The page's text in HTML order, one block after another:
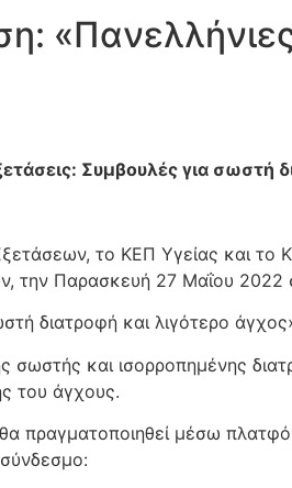
Συμβουλές για σωστή
το ΚΕΠ Υγείας και το
την Παρασκευή 27 Μαΐου 2022
διατροφή και λιγότερο
σωστής και ισορροπημένης
του άγχους.
πραγματοποιηθεί μέσω